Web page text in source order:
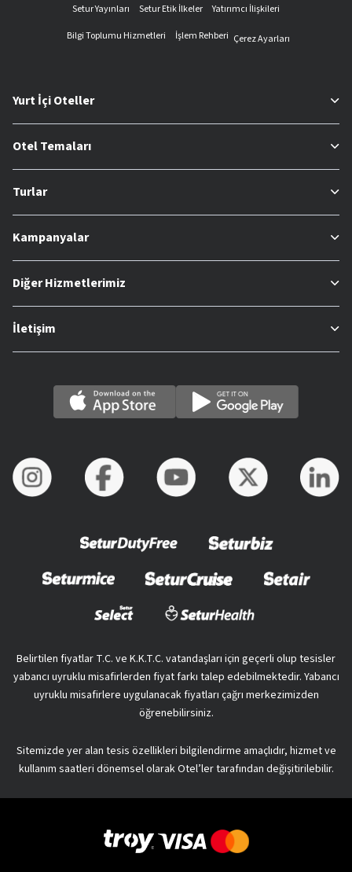
Setur Yayınları
Setur Etik İlkeler
Yatırımcı İlişkileri
Bilgi Toplumu Hizmetleri
İşlem Rehberi Çerez Ayarları
Yurt İçi Oteller
Otel Temaları
Turlar
Kampanyalar
Diğer Hizmetlerimiz
İletişim
Belirtilen fiyatlar T.C. ve K.K.T.C. vatandaşları için geçerli olup tesisler
yabancı uyruklu misafirlerden fiyat farkı talep edebilmektedir. Yabancı
uyruklu misafirlere uygulanacak fiyatları çağrı merkezimizden
öğrenebilirsiniz.
Sitemizde yer alan tesis özellikleri bilgilendirme amaçlıdır, hizmet ve
kullanım saatleri dönemsel olarak Otel’ler tarafından değişitirilebilir.